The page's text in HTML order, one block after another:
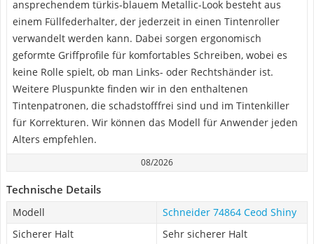
ansprechendem türkis-blauem Metallic-Look besteht aus
einem Füllfederhalter, der jederzeit in einen Tintenroller
verwandelt werden kann. Dabei sorgen ergonomisch
geformte Griffprofile für komfortables Schreiben, wobei es
keine Rolle spielt, ob man Links- oder Rechtshänder ist.
Weitere Pluspunkte finden wir in den enthaltenen
Tintenpatronen, die schadstofffrei sind und im Tintenkiller
für Korrekturen. Wir können das Modell für Anwender jeden
Alters empfehlen.
08/2026
Technische Details
Modell
Schneider 74864 Ceod Shiny
Sicherer Halt
Sehr sicherer Halt